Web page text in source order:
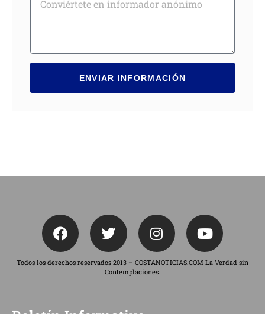
ENVIAR INFORMACIÓN
Todos los derechos reservados 2013 – COSTANOTICIAS.COM La Verdad sin
Contemplaciones.